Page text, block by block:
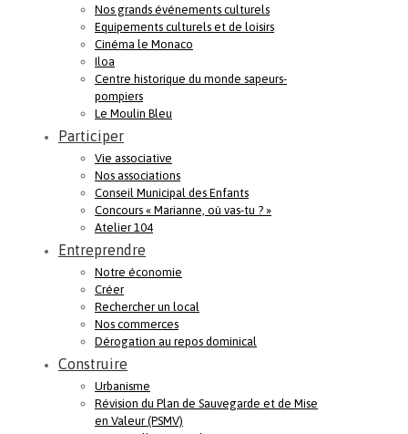
Nos grands événements culturels
Equipements culturels et de loisirs
Cinéma le Monaco
Iloa
Centre historique du monde sapeurs-
pompiers
Le Moulin Bleu
Participer
Vie associative
Nos associations
Conseil Municipal des Enfants
Concours « Marianne, où vas-tu ? »
Atelier 104
Entreprendre
Notre économie
Créer
Rechercher un local
Nos commerces
Dérogation au repos dominical
Construire
Urbanisme
Révision du Plan de Sauvegarde et de Mise
en Valeur (PSMV)